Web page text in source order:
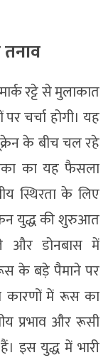
रट्टे से मुलाकात
चर्चा होगी। यह
के बीच चल रहे
का यह फैसला
स्थिरता के लिए
युद्ध की शुरुआत
और डोनबास में
के बड़े पैमाने पर
में रूस का
प्रभाव और रूसी
इस युद्ध में भारी